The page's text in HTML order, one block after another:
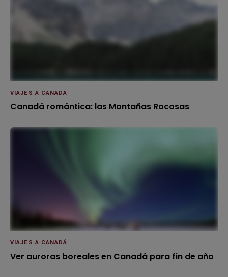
VIAJES A CANADÁ
Canadá romántica: las Montañas Rocosas
VIAJES A CANADÁ
Ver auroras boreales en Canadá para fin de año